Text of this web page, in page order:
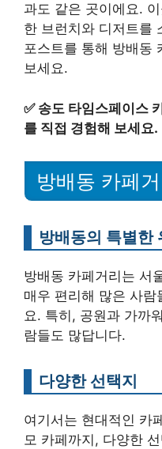
과도 같은 곳이에요.
한 브런치와 디저트를
포스트를 통해 방배동
보세요.
✅ 송도 타임스페이스
를 직접 경험해 보세요.
방배동 카페
방배동의 특별한
방배동 카페거리는 서
매우 편리해 많은 사람
요. 특히, 공원과 가까
람들도 많답니다.
다양한 선택지
여기서는 현대적인 카
모 카페까지, 다양한